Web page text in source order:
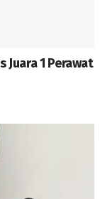
Juara 1 Perawat